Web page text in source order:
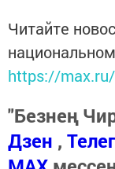
Читайте
https://
"Безнең
Дзен ,